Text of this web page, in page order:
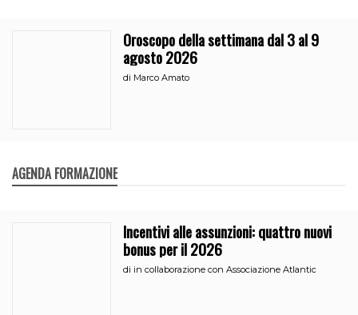
Oroscopo della settimana dal 3 al 9
agosto 2026
di Marco Amato
AGENDA FORMAZIONE
Incentivi alle assunzioni: quattro nuovi
bonus per il 2026
di in collaborazione con Associazione Atlantic